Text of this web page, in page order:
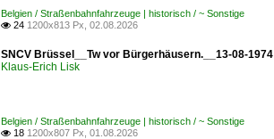
Belgien / Straßenbahnfahrzeuge | historisch / ~ Sonstige
 24 1200x813 Px, 02.08.2026
SNCV Brüssel__Tw vor Bürgerhäusern.__13-08-1974
Klaus-Erich Lisk
Belgien / Straßenbahnfahrzeuge | historisch / ~ Sonstige
 18 1200x807 Px, 01.08.2026